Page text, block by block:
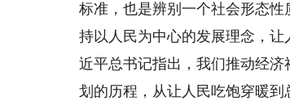
标准，也是辨别一个社会形态
持以人民为中心的发展理念，
近平总书记指出，我们推动经
划的历程，从让人民吃饱穿暖